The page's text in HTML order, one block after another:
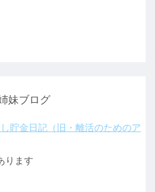
妹ブログ
貯金日記（旧・離活のためのア
ります